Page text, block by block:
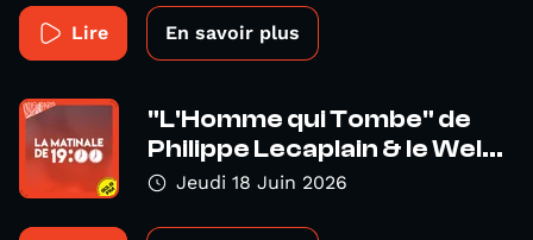
Lire En savoir plus
"L'Homme qui Tombe" de
Philippe Lecaplain & le Wel...
Jeudi 18 Juin 2026